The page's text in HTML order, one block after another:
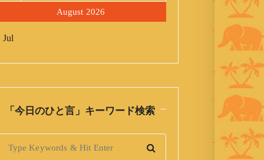
August 2026
Jul
「今日のひと言」キーワード検索